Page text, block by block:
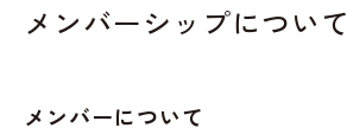
メンバーシップについて
メンバーについて